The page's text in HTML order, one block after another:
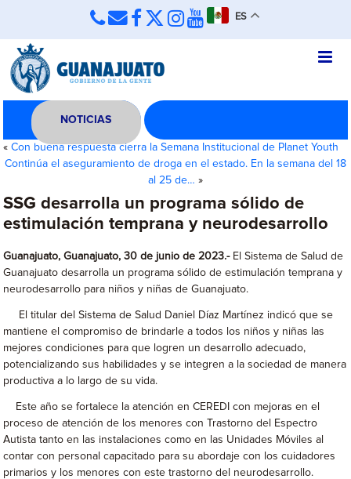
ES
NOTICIAS
«Con buena respuesta cierra la Semana Institucional de Planet Youth
Continúa el aseguramiento de droga en el estado. En la semana del 18
al 25 de… »
SSG desarrolla un programa sólido de
estimulación temprana y neurodesarrollo
Guanajuato, Guanajuato, 30 de junio de 2023.- El Sistema de Salud de
Guanajuato desarrolla un programa sólido de estimulación temprana y
neurodesarrollo para niños y niñas de Guanajuato.
El titular del Sistema de Salud Daniel Díaz Martínez indicó que se
mantiene el compromiso de brindarle a todos los niños y niñas las
mejores condiciones para que logren un desarrollo adecuado,
potencializando sus habilidades y se integren a la sociedad de manera
productiva a lo largo de su vida.
Este año se fortalece la atención en CEREDI con mejoras en el
proceso de atención de los menores con Trastorno del Espectro
Autista tanto en las instalaciones como en las Unidades Móviles al
contar con personal capacitado para su abordaje con los cuidadores
primarios y los menores con este trastorno del neurodesarrollo.